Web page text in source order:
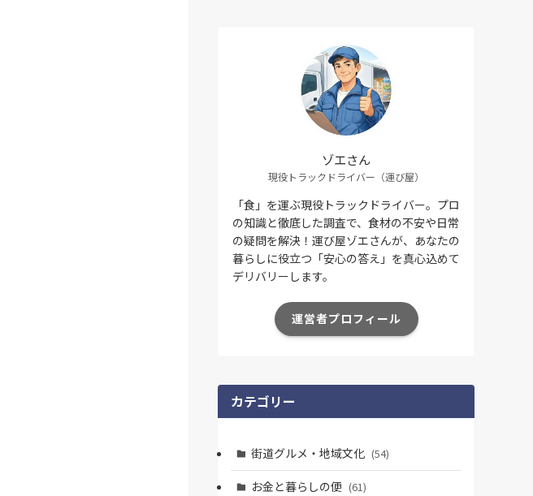
ゾエさん
現役トラックドライバー（運び屋）
「食」を運ぶ現役トラックドライバー。プロ
の知識と徹底した調査で、食材の不安や日常
の疑問を解決！運び屋ゾエさんが、あなたの
暮らしに役立つ「安心の答え」を真心込めて
デリバリーします。
運営者プロフィール
カテゴリー
街道グルメ・地域文化 (54)
お金と暮らしの便 (61)